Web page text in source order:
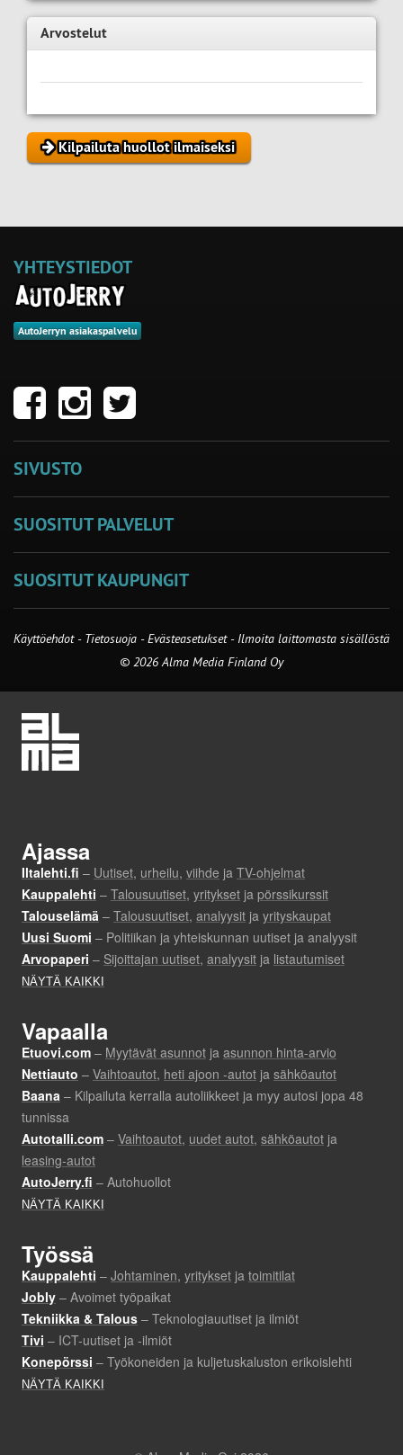
Arvostelut
Kilpailuta huollot ilmaiseksi
YHTEYSTIEDOT
AutoJerryn asiakaspalvelu
SIVUSTO
SUOSITUT PALVELUT
SUOSITUT KAUPUNGIT
Käyttöehdot - Tietosuoja -Evästeasetukset- Ilmoita laittomasta sisällöstä
© 2026 Alma Media Finland Oy